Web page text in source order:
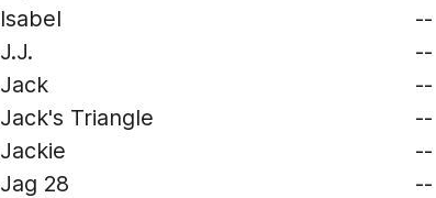
Isabel
--
J.J.
--
Jack
--
Jack's Triangle
--
Jackie
--
Jag 28
--